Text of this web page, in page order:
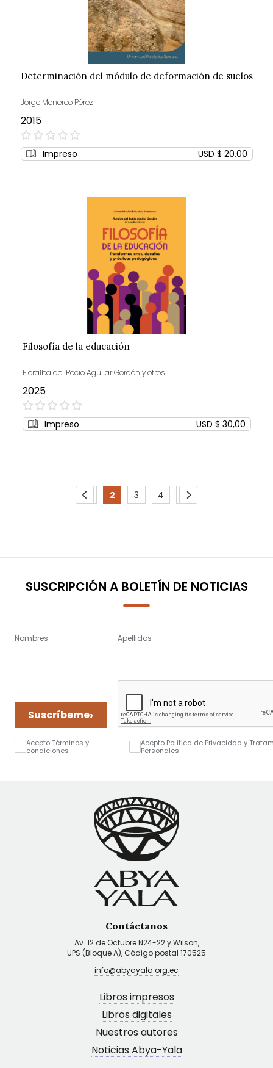
Determinación del módulo de deformación de suelos
Jorge Monereo Pérez
2015
0%
Impreso USD $ 20,00
Filosofía de la educación
Floralba del Rocío Aguilar Gordón y otros
2025
0%
Impreso USD $ 30,00
Page
Page
Previous
Page You're
page
2
Page
3
Page
4
Page
5
Page
Siguiente
SUSCRIPCIÓN A BOLETÍN DE NOTICIAS
Nombres Apellidos
Suscríbeme›
Acepto Términos y
condiciones
Acepto Política de Privacidad y
Personales
Contáctanos
Av. 12 de Octubre N24-22 y Wilson,
UPS (Bloque A), Código postal 170525
info@abyayala.org.ec
Libros impresos
Libros digitales
Nuestros autores
Noticias Abya-Yala